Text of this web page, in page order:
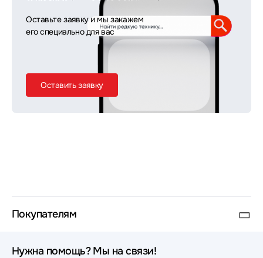
Оставьте заявку и мы закажем
его специально для вас
Оставить заявку
Покупателям
Нужна помощь? Мы на связи!